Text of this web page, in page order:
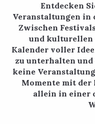
Entdecken
Veranstaltungen in
Zwischen
und
Kalender voller
zu unterhalten und
keine
Momente mit der
allein in einer